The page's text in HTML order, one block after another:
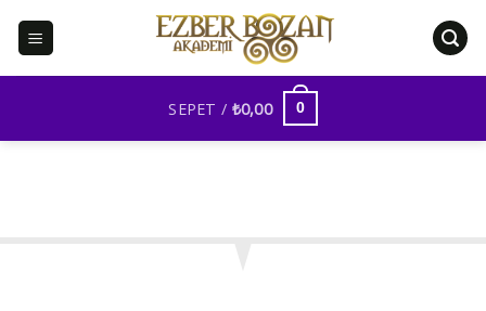
SEPET / ₺0,00 0